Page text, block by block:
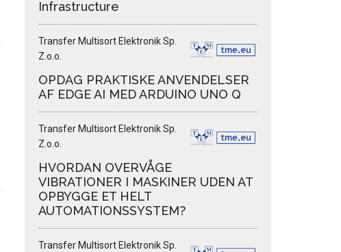
Infrastructure
Transfer Multisort Elektronik Sp.
Z.o.o.
OPDAG PRAKTISKE ANVENDELSER
AF EDGE AI MED ARDUINO UNO Q
Transfer Multisort Elektronik Sp.
Z.o.o.
HVORDAN OVERVÅGE
VIBRATIONER I MASKINER UDEN AT
OPBYGGE ET HELT
AUTOMATIONSSYSTEM?
Transfer Multisort Elektronik Sp.